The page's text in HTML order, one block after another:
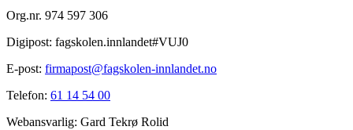
Org.nr. 974 597 306
Digipost: fagskolen.innlandet#VUJ0
E-post: firmapost@fagskolen-innlandet.no
Telefon: 61 14 54 00
Webansvarlig: Gard Tekrø Rolid